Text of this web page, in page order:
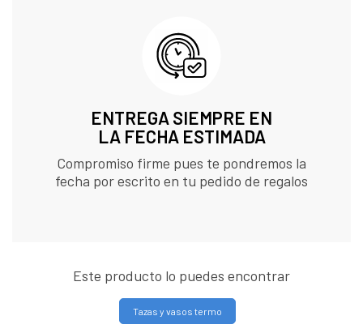
ENTREGA SIEMPRE EN
LA FECHA ESTIMADA
Compromiso firme pues te pondremos la
fecha por escrito en tu pedido de regalos
Este producto lo puedes encontrar
Tazas y vasos termo